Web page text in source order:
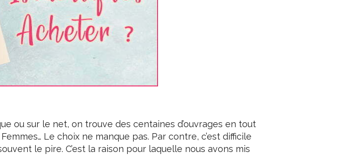
ou sur le net, on trouve des centaines d’ouvrages en tout
Le choix ne manque pas. Par contre, c’est difficile
le pire. C’est la raison pour laquelle nous avons mis